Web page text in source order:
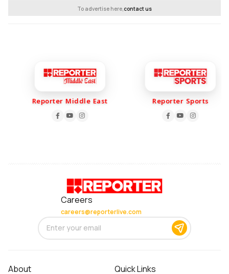
To advertise here,contact us
Reporter Middle East Reporter Sports
Careers
careers@reporterlive.com
About Quick Links